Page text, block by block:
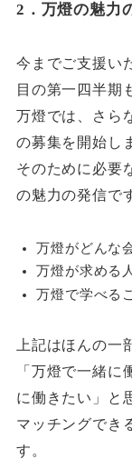
2．万燈の魅力
今までご支援い
目の第一四半期
万燈では、さら
の募集を開始し
そのために必要
の魅力の発信で
万燈がどんな
万燈が求める
万燈で学べる
上記はほんの一
「万燈で一緒
に働きたい」と
マッチングでき
す。